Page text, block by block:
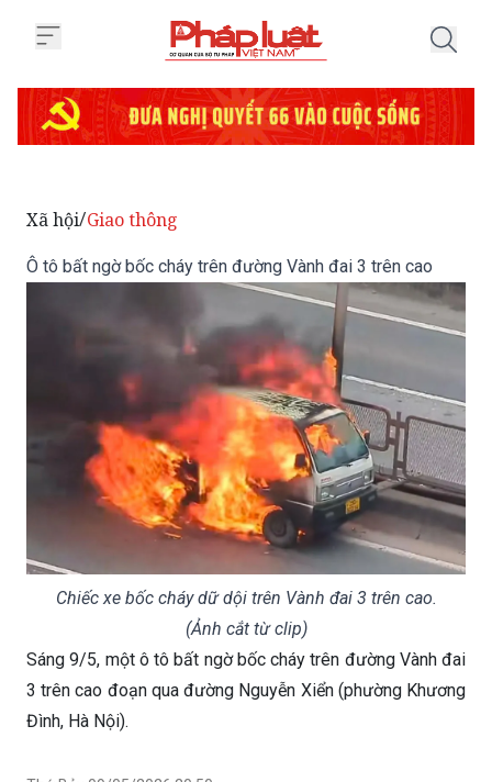
Ô tô bất ngờ bốc cháy trên đường Vành đai 3 trên cao
Chiếc xe bốc cháy dữ dội trên Vành đai 3 trên cao.
(Ảnh cắt từ clip)
Sáng 9/5, một ô tô bất ngờ bốc cháy trên đường Vành đai
3 trên cao đoạn qua đường Nguyễn Xiển (phường Khương
Đình, Hà Nội).
Thứ Bảy 09/05/2026 20:50